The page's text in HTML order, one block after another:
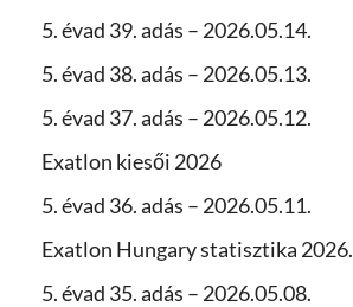
5. évad 39. adás – 2026.05.14.
5. évad 38. adás – 2026.05.13.
5. évad 37. adás – 2026.05.12.
Exatlon kiesői 2026
5. évad 36. adás – 2026.05.11.
Exatlon Hungary statisztika 2026.
5. évad 35. adás – 2026.05.08.